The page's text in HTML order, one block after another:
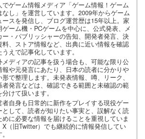
でゲーム情報メディア「ゲーム情報！ゲーム
なし」を運営しています。2009年からゲーム
ースを発信し、ブログ運営歴は15年以上。家
ゲーム機・PCゲームを中心に、公式発表、メ
ー・パブリッシャーの告知、開発者発言、決
料、ストア情報など、出典に近い情報を確認
うえで記事化しています。
メディアの記事を扱う場合も、可能な限り公
報や元発言にあたり、日本の読者に分かりや
形で整理します。未発表情報、噂、リーク、
者発言などは、確認できる範囲と未確認の範
分けて扱います。
者自身も日常的に新作をプレイする現役ゲー
として、読者が知りたい事実と、誤解なく読
めに必要な情報を届けることを重視していま
X（旧Twitter）でも継続的に情報発信してい